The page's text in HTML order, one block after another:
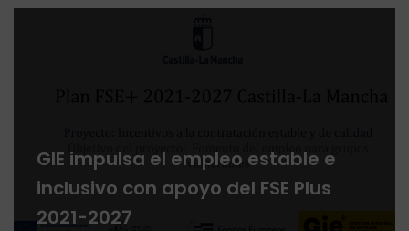
GIE impulsa el empleo estable e
inclusivo con apoyo del FSE Plus
2021-2027